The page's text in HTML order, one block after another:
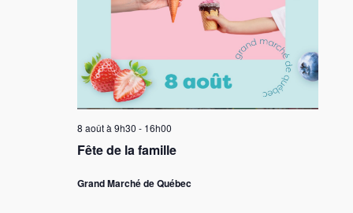
Fête de la famille
8 août à 9h30 - 16h00
Grand Marché de Québec